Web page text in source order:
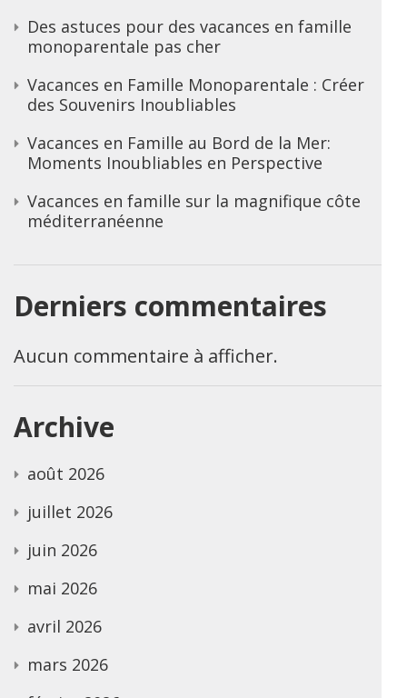
Des astuces pour des vacances en famille
monoparentale pas cher
Vacances en Famille Monoparentale : Créer
des Souvenirs Inoubliables
Vacances en Famille au Bord de la Mer:
Moments Inoubliables en Perspective
Vacances en famille sur la magnifique côte
méditerranéenne
Derniers commentaires
Aucun commentaire à afficher.
Archive
août 2026
juillet 2026
juin 2026
mai 2026
avril 2026
mars 2026